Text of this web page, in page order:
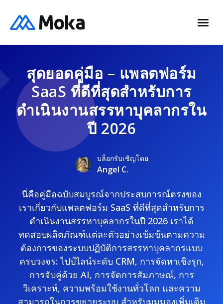
สุดยอดคู่มือ – แพลตฟอร์ม
SaaS ที่ดีที่สุดสำหรับการ
ดำเนินงานสรรหาบุคลากรใน
ปี 2026
บล็อกรับเชิญโดย
Angel C.
นี่คือคู่มือฉบับสมบูรณ์จากประสบการณ์ตรงของ
เราเกี่ยวกับแพลตฟอร์ม SaaS ที่ดีที่สุดสำหรับการ
ดำเนินงานสรรหาบุคลากรในปี 2026 เราได้
ทดสอบผลิตภัณฑ์แต่ละตัวอย่างเข้มข้นตามความ
ต้องการของระบบปฏิบัติการสรรหาบุคลากรแบบ
ครบวงจร: ไปป์ไลน์ระดับ CRM, การจัดหาเชิงรุก,
การจับคู่ด้วย AI, การจัดการสัมภาษณ์, การ
วิเคราะห์, ความพร้อมใช้งานทั่วโลก และความ
สามารถในการขยายระบบ สำหรับมุมมองเพิ่มเติม